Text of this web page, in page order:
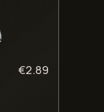
€2.89